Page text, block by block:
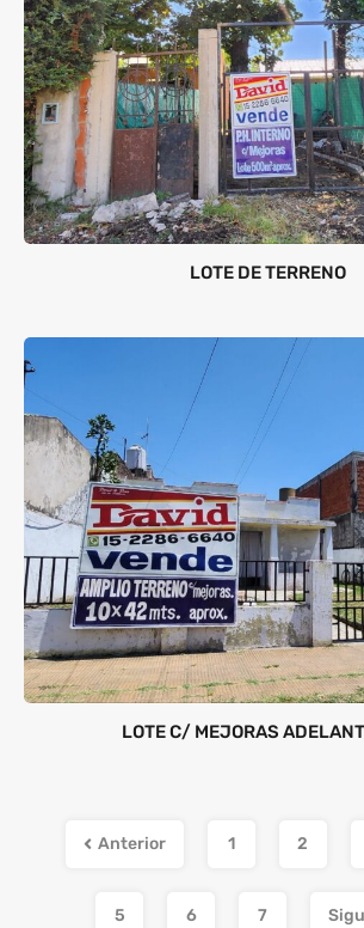
LOTE DE TERRENO
LOTE C/ MEJORAS
Anterior 1 2
5 6 7